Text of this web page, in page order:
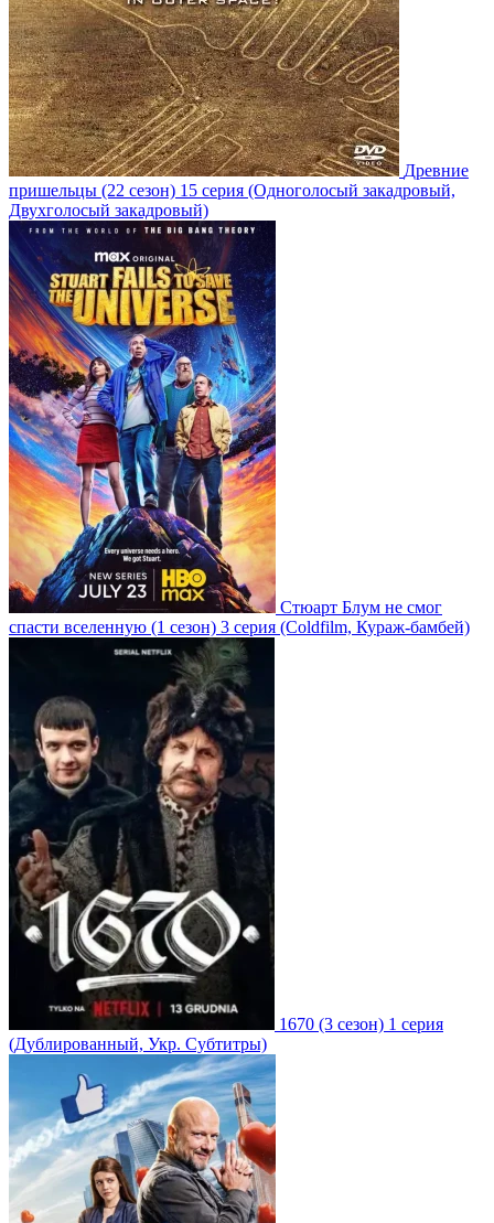
Древние
пришельцы (22 сезон) 15 серия (Одноголосый закадровый,
Двухголосый закадровый)
Стюарт Блум не смог
спасти вселенную (1 сезон) 3 серия (Coldfilm, Кураж-бамбей)
1670 (3 сезон) 1 серия
(Дублированный, Укр. Субтитры)